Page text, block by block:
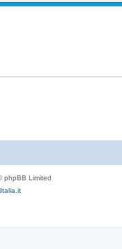
s
phpBB Limited